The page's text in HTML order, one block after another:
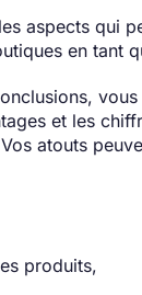
aspects qui
en tant
et les
atouts
produits,